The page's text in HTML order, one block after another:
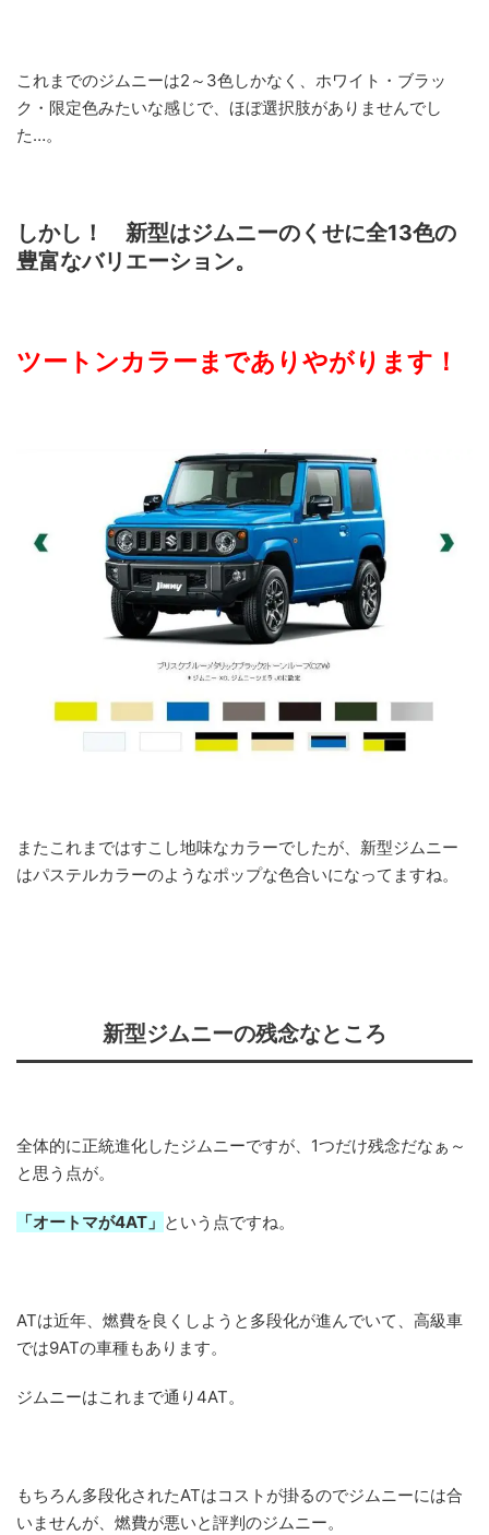
これまでのジムニーは2～3色しかなく、ホワイト・ブラッ
ク・限定色みたいな感じで、ほぼ選択肢がありませんでし
た…。
しかし！ 新型はジムニーのくせに全13色の
豊富なバリエーション。
ツートンカラーまでありやがります！
またこれまではすこし地味なカラーでしたが、新型ジムニー
はパステルカラーのようなポップな色合いになってますね。
新型ジムニーの残念なところ
全体的に正統進化したジムニーですが、1つだけ残念だなぁ～
と思う点が。
「オートマが4AT」 という点ですね。
ATは近年、燃費を良くしようと多段化が進んでいて、高級車
では9ATの車種もあります。
ジムニーはこれまで通り4AT。
もちろん多段化されたATはコストが掛るのでジムニーには合
いませんが、燃費が悪いと評判のジムニー。